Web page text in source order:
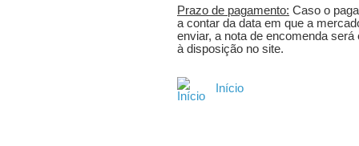
Prazo de pagamento: Caso o
a contar da data em que a
enviar, a nota de encomenda
à disposição no site.
Início